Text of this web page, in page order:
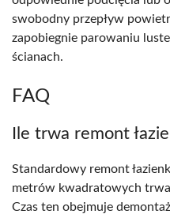
swobodny przepływ
zapobiegnie parowaniu
ścianach.
FAQ
Ile trwa remont
Standardowy remont
metrów kwadratowych
Czas ten obejmuje